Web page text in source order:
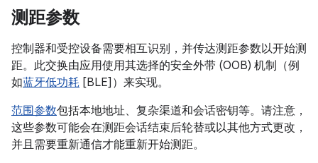
测距参数
控制器和受控设备需要相互识别，并传达测距参数以开始测
距。此交换由应用使用其选择的安全外带 (OOB) 机制（例
如蓝牙低功耗 [BLE]）来实现。
范围参数包括本地地址、复杂渠道和会话密钥等。请注意，
这些参数可能会在测距会话结束后轮替或以其他方式更改，
并且需要重新通信才能重新开始测距。